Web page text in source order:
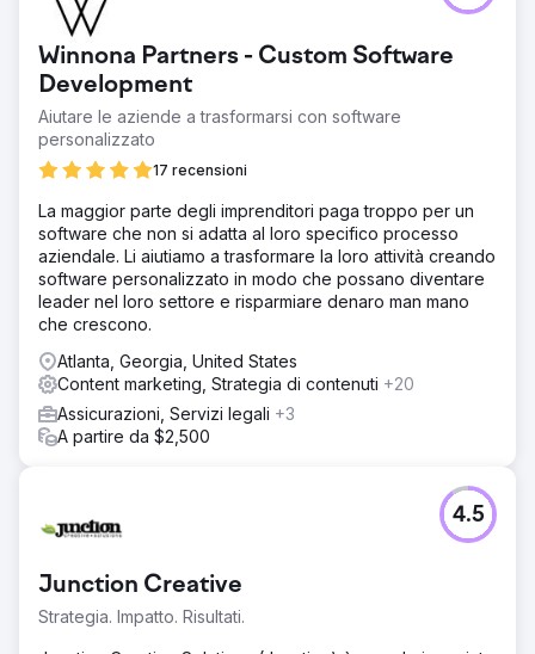
Winnona Partners - Custom Software
Development
Aiutare le aziende a trasformarsi con software
personalizzato
17 recensioni
La maggior parte degli imprenditori paga troppo per un
software che non si adatta al loro specifico processo
aziendale. Li aiutiamo a trasformare la loro attività creando
software personalizzato in modo che possano diventare
leader nel loro settore e risparmiare denaro man mano
che crescono.
Atlanta, Georgia, United States
Content marketing, Strategia di contenuti +20
Assicurazioni, Servizi legali +3
A partire da $2,500
Junction Creative
Strategia. Impatto. Risultati.
4.5